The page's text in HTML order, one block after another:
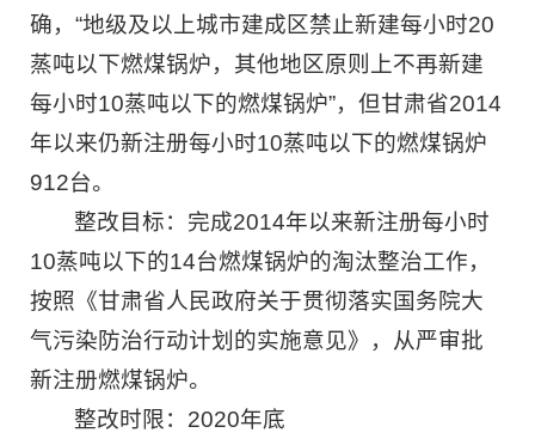
确，“地级及以上城市建成区禁止新建每小时20
蒸吨以下燃煤锅炉，其他地区原则上不再新建
每小时10蒸吨以下的燃煤锅炉”，但甘肃省2014
年以来仍新注册每小时10蒸吨以下的燃煤锅炉
912台。
整改目标：完成2014年以来新注册每小时
10蒸吨以下的14台燃煤锅炉的淘汰整治工作，
按照《甘肃省人民政府关于贯彻落实国务院大
气污染防治行动计划的实施意见》，从严审批
新注册燃煤锅炉。
整改时限：2020年底